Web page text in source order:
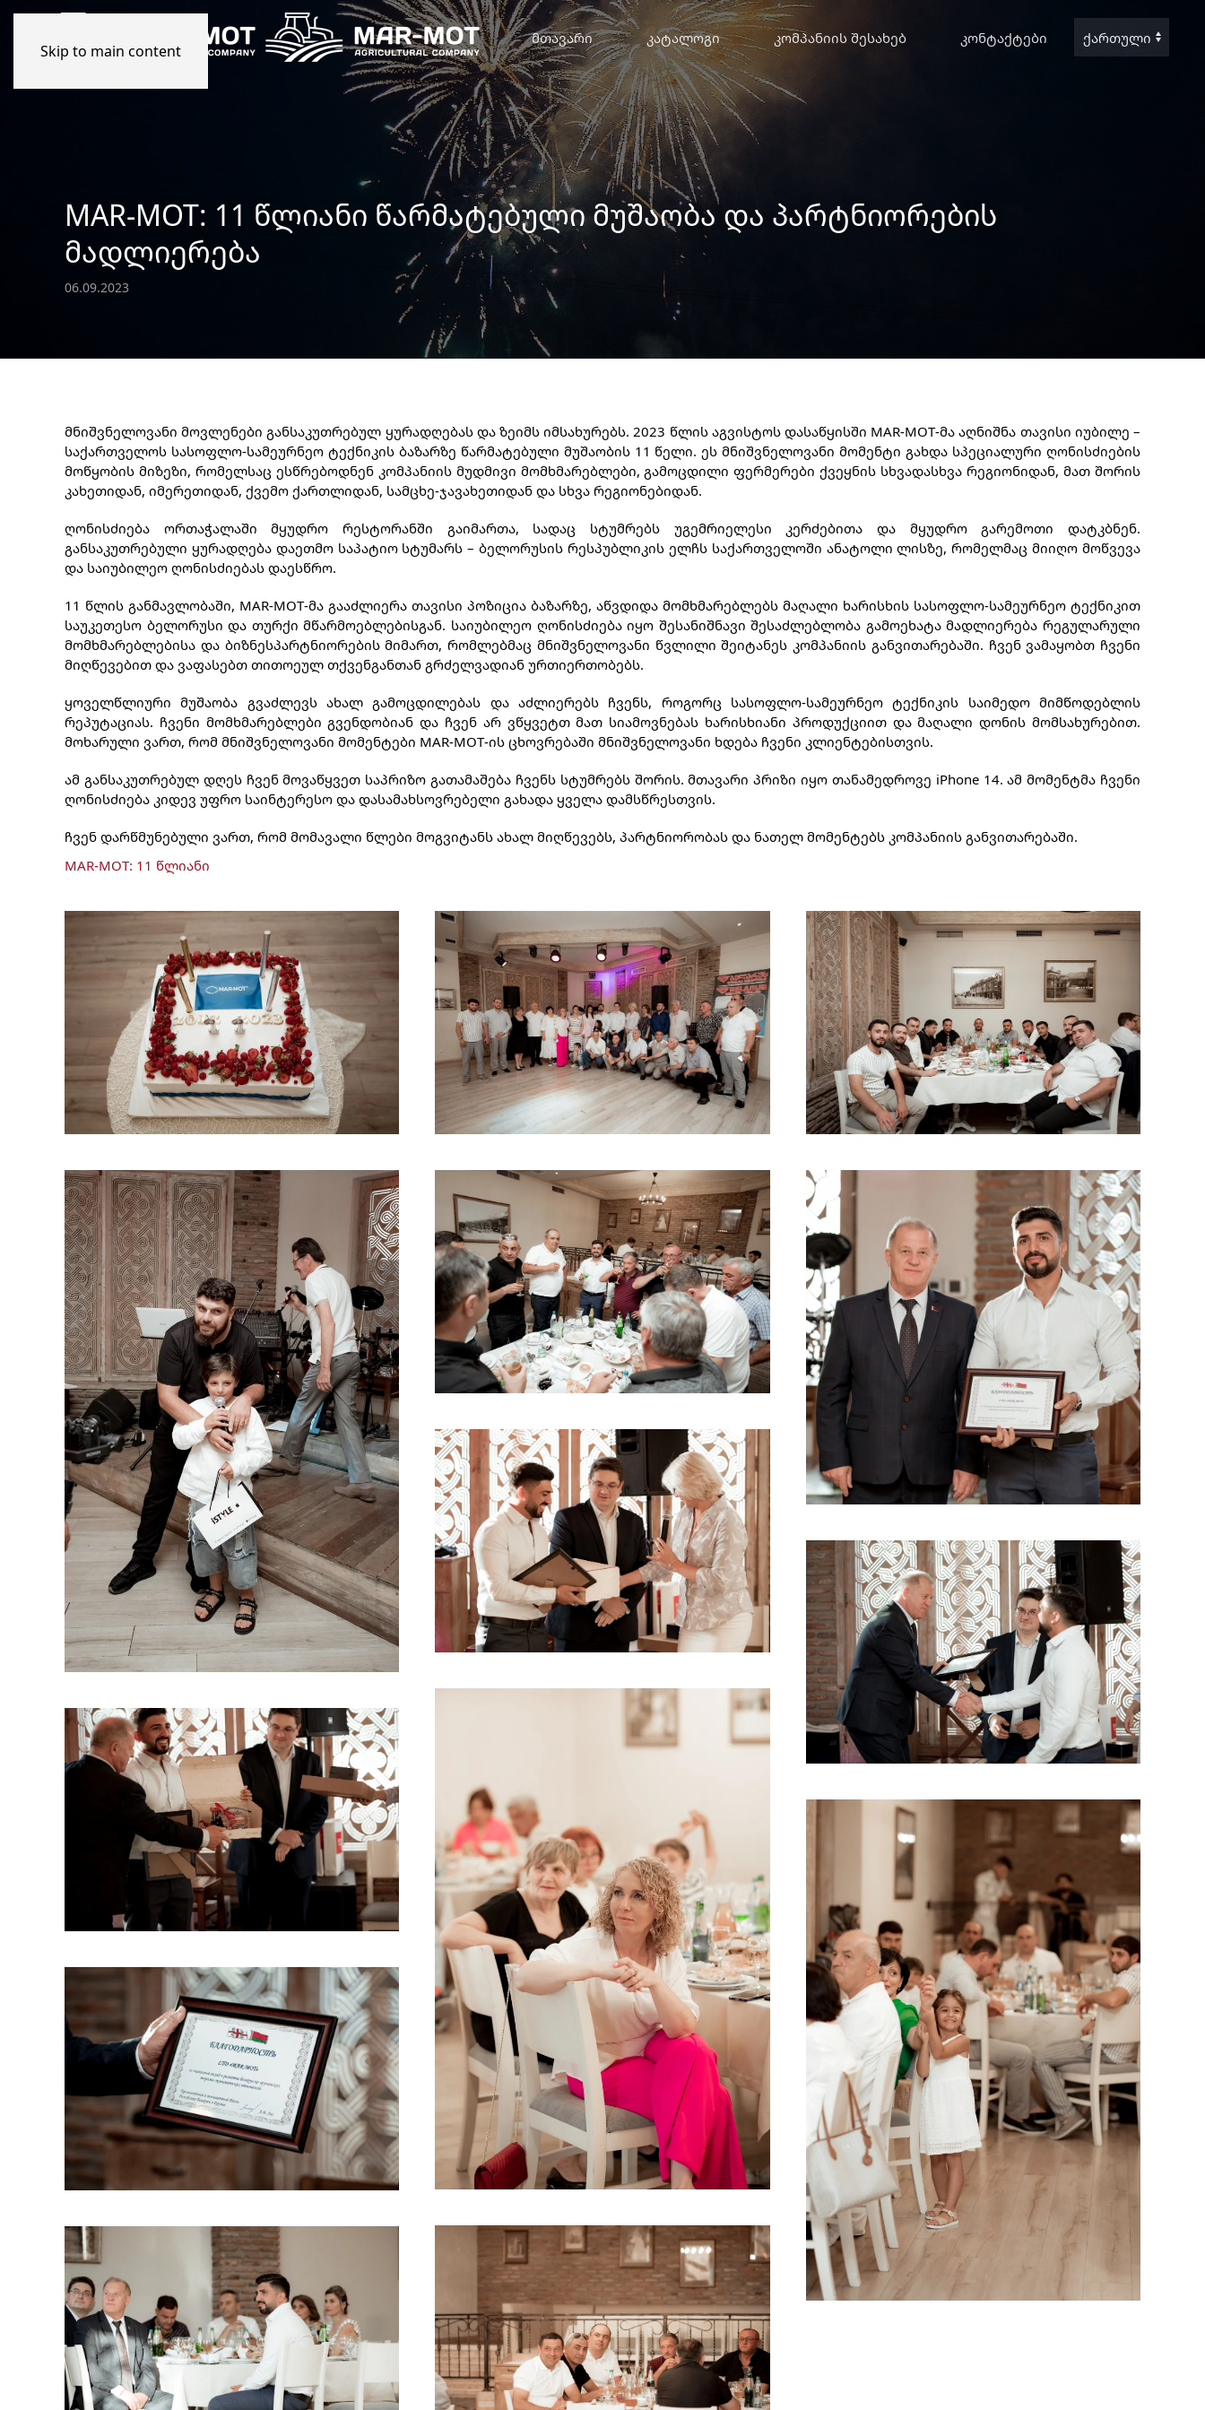
Skip to main content
ᲛᲗᲐᲕᲐᲠᲘ ᲙᲐᲢᲐᲚᲝᲒᲘ ᲙᲝᲛᲞᲐᲜᲘᲘᲡ ᲨᲔᲡᲐᲮᲔᲑ ᲙᲝᲜᲢᲐᲥᲢᲔᲑᲘ
Choose
MAR-MOT: 11 ᲬᲚᲘᲐᲜᲘ ᲬᲐᲠᲛᲐᲢᲔᲑᲣᲚᲘ ᲛᲣᲨᲐᲝᲑᲐ ᲓᲐ ᲞᲐᲠᲢᲜᲘᲝᲠᲔᲑᲘᲡ
ᲛᲐᲓᲚᲘᲔᲠᲔᲑᲐ
06.09.2023
მნიშვნელოვანი მოვლენები განსაკუთრებულ ყურადღებას და ზეიმს იმსახურებს. 2023 წლის აგვისტოს დასაწყისში MAR-MOT-მა აღნიშნა თავისი იუბილე –
საქართველოს სასოფლო-სამეურნეო ტექნიკის ბაზარზე წარმატებული მუშაობის 11 წელი. ეს მნიშვნელოვანი მომენტი გახდა სპეციალური ღონისძიების
მოწყობის მიზეზი, რომელსაც ესწრებოდნენ კომპანიის მუდმივი მომხმარებლები, გამოცდილი ფერმერები ქვეყნის სხვადასხვა რეგიონიდან, მათ შორის
კახეთიდან, იმერეთიდან, ქვემო ქართლიდან, სამცხე-ჯავახეთიდან და სხვა რეგიონებიდან.
ღონისძიება ორთაჭალაში მყუდრო რესტორანში გაიმართა, სადაც სტუმრებს უგემრიელესი კერძებითა და მყუდრო გარემოთი დატკბნენ.
განსაკუთრებული ყურადღება დაეთმო საპატიო სტუმარს – ბელორუსის რესპუბლიკის ელჩს საქართველოში ანატოლი ლისზე, რომელმაც მიიღო მოწვევა
და საიუბილეო ღონისძიებას დაესწრო.
11 წლის განმავლობაში, MAR-MOT-მა გააძლიერა თავისი პოზიცია ბაზარზე, აწვდიდა მომხმარებლებს მაღალი ხარისხის სასოფლო-სამეურნეო ტექნიკით
საუკეთესო ბელორუსი და თურქი მწარმოებლებისგან. საიუბილეო ღონისძიება იყო შესანიშნავი შესაძლებლობა გამოეხატა მადლიერება რეგულარული
მომხმარებლებისა და ბიზნესპარტნიორების მიმართ, რომლებმაც მნიშვნელოვანი წვლილი შეიტანეს კომპანიის განვითარებაში. ჩვენ ვამაყობთ ჩვენი
მიღწევებით და ვაფასებთ თითოეულ თქვენგანთან გრძელვადიან ურთიერთობებს.
ყოველწლიური მუშაობა გვაძლევს ახალ გამოცდილებას და აძლიერებს ჩვენს, როგორც სასოფლო-სამეურნეო ტექნიკის საიმედო მიმწოდებლის
რეპუტაციას. ჩვენი მომხმარებლები გვენდობიან და ჩვენ არ ვწყვეტთ მათ სიამოვნებას ხარისხიანი პროდუქციით და მაღალი დონის მომსახურებით.
მოხარული ვართ, რომ მნიშვნელოვანი მომენტები MAR-MOT-ის ცხოვრებაში მნიშვნელოვანი ხდება ჩვენი კლიენტებისთვის.
ამ განსაკუთრებულ დღეს ჩვენ მოვაწყვეთ საპრიზო გათამაშება ჩვენს სტუმრებს შორის. მთავარი პრიზი იყო თანამედროვე iPhone 14. ამ მომენტმა ჩვენი
ღონისძიება კიდევ უფრო საინტერესო და დასამახსოვრებელი გახადა ყველა დამსწრესთვის.
ჩვენ დარწმუნებული ვართ, რომ მომავალი წლები მოგვიტანს ახალ მიღწევებს, პარტნიორობას და ნათელ მომენტებს კომპანიის განვითარებაში.
MAR-MOT: 11 წლიანი